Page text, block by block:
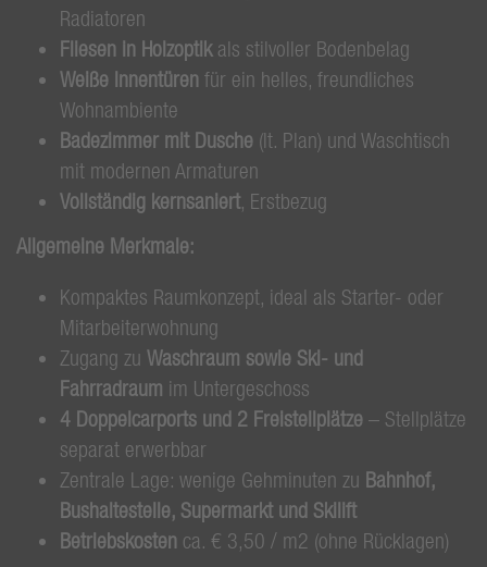
Radiatoren
Fliesen in Holzoptikals stilvoller Bodenbelag
Weiße Innentüren für ein helles, freundliches
Wohnambiente
Badezimmer mit Dusche (lt. Plan) und Waschtisch
mit modernen Armaturen
Vollständig kernsaniert, Erstbezug
Allgemeine Merkmale:
Kompaktes Raumkonzept, ideal als Starter- oder
Mitarbeiterwohnung
Zugang zu Waschraum sowie Ski- und
Fahrradraum im Untergeschoss
4 Doppelcarports und 2 Freistellplätze – Stellplätze
separat erwerbbar
Zentrale Lage: wenige Gehminuten zu Bahnhof,
Bushaltestelle, Supermarkt und Skilift
Betriebskosten ca. € 3,50 / m2 (ohne Rücklagen)